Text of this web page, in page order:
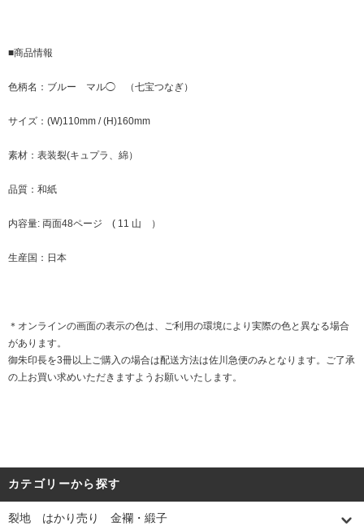
■商品情報
色柄名：ブルー マル◯ （七宝つなぎ）
サイズ：(W)110mm / (H)160mm
素材：表装裂(キュプラ、綿）
品質：和紙
内容量: 両面48ページ ( 11 山 ）
生産国：日本
＊オンラインの画面の表示の色は、ご利用の環境により実際の色と異なる場合
があります。
御朱印長を3冊以上ご購入の場合は配送方法は佐川急便のみとなります。ご了承
の上お買い求めいただきますようお願いいたします。
カテゴリーから探す
裂地 はかり売り 金襴・緞子